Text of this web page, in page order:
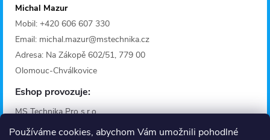
Používáme cookies, abychom Vám umožnili pohodlné
Michal Mazur
Mobil: +420 606 607 330
Email: michal.mazur@mstechnika.cz
Adresa: Na Zákopě 602/51, 779 00
Olomouc-Chválkovice
Eshop provozuje:
MS Technika Pro s.r.o.
IČO: 28642368